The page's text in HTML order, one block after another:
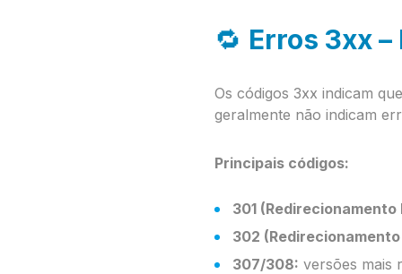
🔁 Erros 3xx
Os códigos 3xx indicam
geralmente não indicam
Principais códigos:
301
302
307/308: versões mais